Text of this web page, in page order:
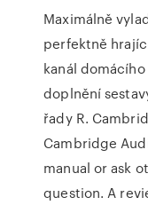
Maximálně
perfektně
kanál
doplnění
řady R.
Cambridge
manual or ask
question. A